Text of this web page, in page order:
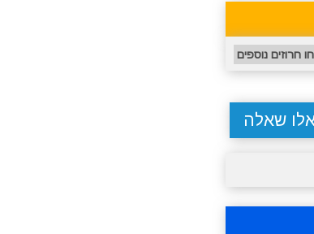
חרוזים נוספים
שאלה